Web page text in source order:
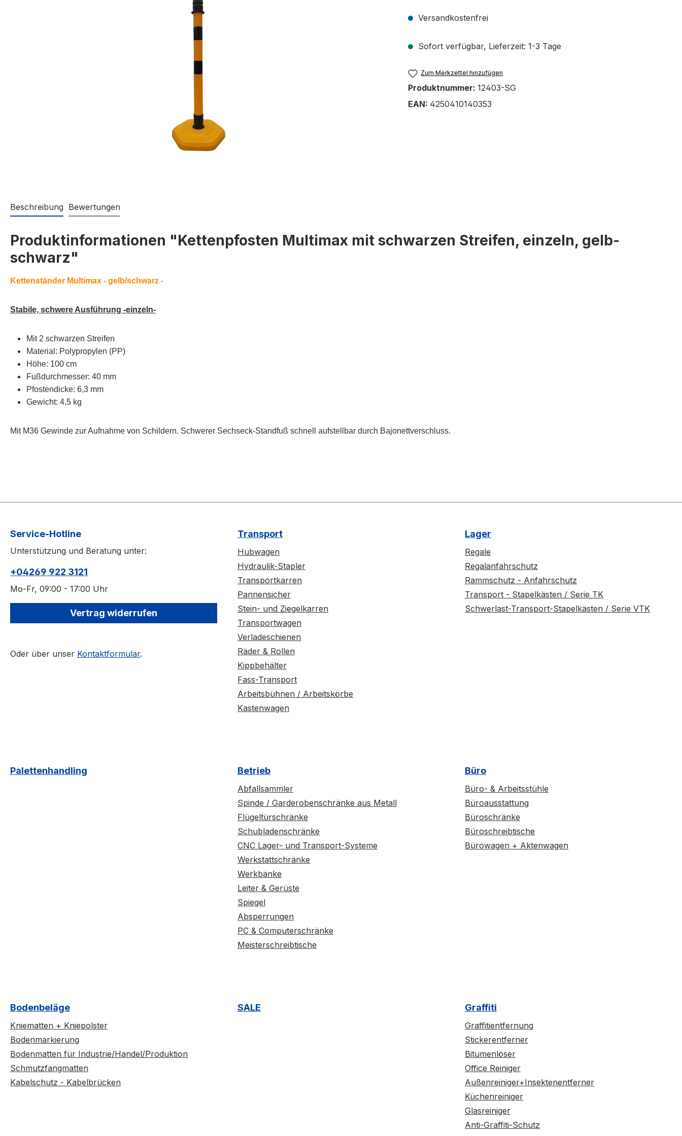
Versandkostenfrei
Sofort verfügbar, Lieferzeit: 1-3 Tage
Zum Merkzettel hinzufügen
Produktnummer: 12403-SG
EAN: 4250410140353
Beschreibung Bewertungen
Produktinformationen "Kettenpfosten Multimax mit schwarzen Streifen, einzeln, gelb-
schwarz"
Kettenständer Multimax - gelb/schwarz -
Stabile, schwere Ausführung -einzeln-
Mit 2 schwarzen Streifen
Material: Polypropylen (PP)
Höhe: 100 cm
Fußdurchmesser: 40 mm
Pfostendicke: 6,3 mm
Gewicht: 4,5 kg
Mit M36 Gewinde zur Aufnahme von Schildern. Schwerer Sechseck-Standfuß schnell aufstellbar durch Bajonettverschluss.
Service-Hotline
Unterstützung und Beratung unter:
+04269 922 3121
Mo-Fr, 09:00 - 17:00 Uhr
Vertrag widerrufen
Oder über unser Kontaktformular.
Transport
Hubwagen
Hydraulik-Stapler
Transportkarren
Pannensicher
Stein- und Ziegelkarren
Transportwagen
Verladeschienen
Räder & Rollen
Kippbehälter
Fass-Transport
Arbeitsbühnen / Arbeitskörbe
Kastenwagen
Lager
Regale
Regalanfahrschutz
Rammschutz - Anfahrschutz
Transport - Stapelkästen / Serie TK
Schwerlast-Transport-Stapelkästen / Serie VTK
Palettenhandling Betrieb
Abfallsammler
Spinde / Garderobenschränke aus Metall
Flügeltürschränke
Schubladenschränke
CNC Lager- und Transport-Systeme
Werkstattschränke
Werkbänke
Leiter & Gerüste
Spiegel
Absperrungen
PC & Computerschränke
Meisterschreibtische
Büro
Büro- & Arbeitsstühle
Büroausstattung
Büroschränke
Büroschreibtische
Bürowagen + Aktenwagen
Bodenbeläge
Kniematten + Kniepolster
Bodenmarkierung
Bodenmatten für Industrie/Handel/Produktion
Schmutzfangmatten
Kabelschutz - Kabelbrücken
SALE Graffiti
Graffitientfernung
Stickerentferner
Bitumenlöser
Office Reiniger
Außenreiniger+Insektenentferner
Küchenreiniger
Glasreiniger
Anti-Graffiti-Schutz